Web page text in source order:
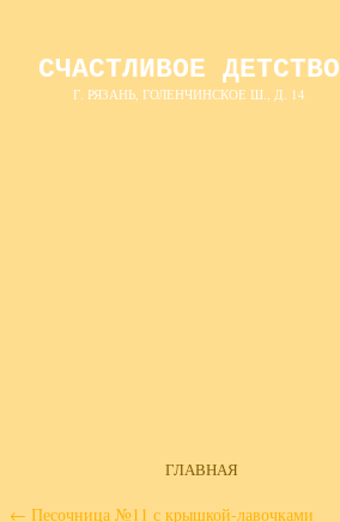
СЧАСТЛИВОЕ ДЕТСТВО
Г. РЯЗАНЬ, ГОЛЕНЧИНСКОЕ Ш., Д. 14
ГЛАВНАЯ
← Песочница №11 с крышкой-лавочками